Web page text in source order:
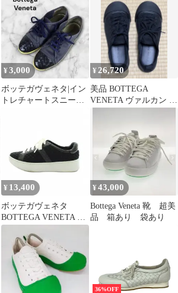
¥3,000
ボッテガヴェネタ|イン
トレチャートスニーカ
¥ 26,720
美品 BOTTEGA
VENETA ヴァルカン ス
¥ 13,400
ボッテガヴェネタ
BOTTEGA VENETA イ
ントレチャート スニー
カー ローカット 37 黒
ブラック /AN63 ▲H
¥43,000
Bottega Veneta 靴 超美
品 箱あり 袋あり
36%OFF